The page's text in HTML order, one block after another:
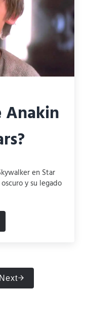
Anakin
en Star
y su legado
aparece Anakin en
Next